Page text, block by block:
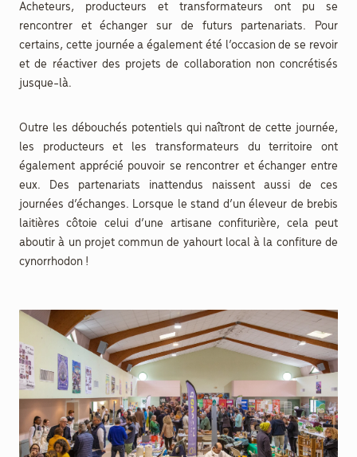
Acheteurs, producteurs et transformateurs ont pu se
rencontrer et échanger sur de futurs partenariats. Pour
certains, cette journée a également été l’occasion de se revoir
et de réactiver des projets de collaboration non concrétisés
jusque-là.
Outre les débouchés potentiels qui naîtront de cette journée,
les producteurs et les transformateurs du territoire ont
également apprécié pouvoir se rencontrer et échanger entre
eux. Des partenariats inattendus naissent aussi de ces
journées d’échanges. Lorsque le stand d’un éleveur de brebis
laitières côtoie celui d’une artisane confiturière, cela peut
aboutir à un projet commun de yahourt local à la confiture de
cynorrhodon !